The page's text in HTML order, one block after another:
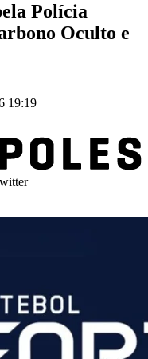
Polícia
Oculto e
19:19